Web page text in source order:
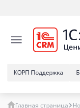
КОРП Поддержка
Главная страница